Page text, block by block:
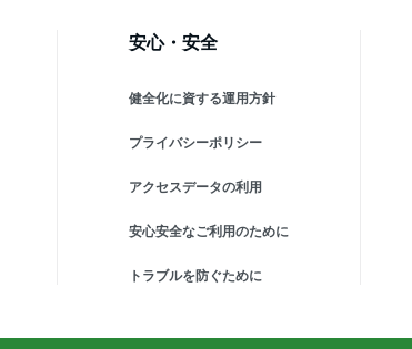
安心・安全
健全化に資する運用方針
プライバシーポリシー
アクセスデータの利用
安心安全なご利用のために
トラブルを防ぐために